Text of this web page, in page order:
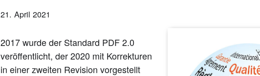
21. April 2021
2017 wurde der Standard PDF 2.0
veröffentlicht, der 2020 mit Korrekturen
in einer zweiten Revision vorgestellt